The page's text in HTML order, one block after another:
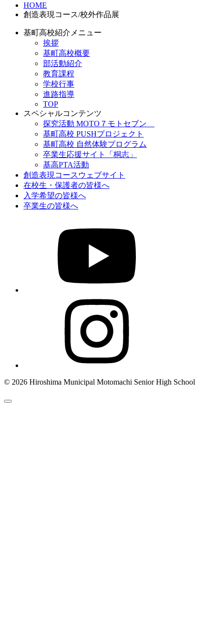
HOME
創造表現コース/校外作品展
基町高校紹介メニュー
挨拶
基町高校概要
部活動紹介
教育課程
学校行事
進路指導
TOP
スペシャルコンテンツ
探究活動 MOTO７モトセブン
基町高校 PUSHプロジェクト
基町高校 自然体験プログラム
卒業生応援サイト「桐志」
基高PTA活動
創造表現コースウェブサイト
在校生・保護者の皆様へ
入学希望の皆様へ
卒業生の皆様へ
© 2026 Hiroshima Municipal Motomachi Senior High School